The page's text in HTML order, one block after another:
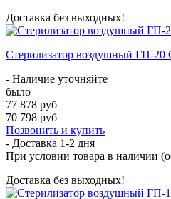
Доставка без выходных!
Стерилизатор воздушный ГП-20
- Наличие уточняйте
было
77 878 руб
70 798 руб
Позвонить и купить
- Доставка 1-2 дня
При условии товара в наличии
Доставка без выходных!